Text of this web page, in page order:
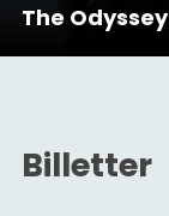
The Odyssey
Billetter